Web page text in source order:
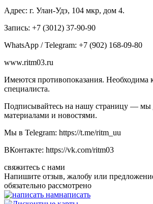
Адрес: г. Улан-Удэ, 104 мкр, дом 4.
Запись: +7 (3012) 37-90-90
WhatsApp / Telegram: +7 (902) 168-09-80
www.ritm03.ru
Имеются противопоказания. Необходима
специалиста.
Подписывайтесь на нашу страницу — мы
материалами и новостями.
Мы в Telegram: https://t.me/ritm_uu
ВКонтакте: https://vk.com/ritm03
свяжитесь с нами
Напишите отзыв, жалобу или
обязательно рассмотрено
написать